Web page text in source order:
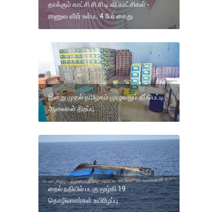
தாக்கும் காட்சி சி.சி.டி.வி காட்சிகள் -
ராணுவ வீரர் உள்பட 4 பேர் கைது
இன்று முதல் தமிழகம் முழுவதும் தீப்பெட்டி
ஆலைகள் திறப்பு
நைல் நதியில் படகு மூழ்கி 19
தொழிலாளர்கள் உயிரிழப்பு